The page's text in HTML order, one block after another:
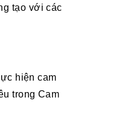
tạo với các
hiện cam
trong Cam